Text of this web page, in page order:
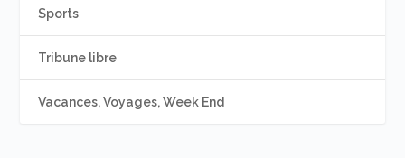
Sports
Tribune libre
Vacances, Voyages, Week End